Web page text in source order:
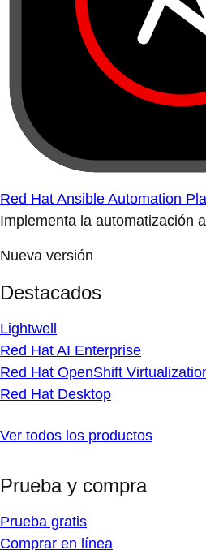
Red Hat Ansible Automation
Implementa la automatización
Nueva versión
Destacados
Lightwell
Red Hat AI Enterprise
Red Hat OpenShift
Red Hat Desktop
Ver todos los productos
Prueba y compra
Prueba gratis
Comprar en línea